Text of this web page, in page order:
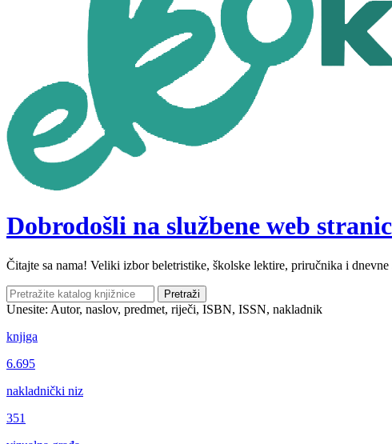
Dobrodošli na službene web
Čitajte sa nama! Veliki izbor beletristike, školske lektire, priručnika i dnevne
Pretraži
Unesite: Autor, naslov, predmet, riječi, ISBN, ISSN, nakladnik
knjiga
6.695
nakladnički niz
351